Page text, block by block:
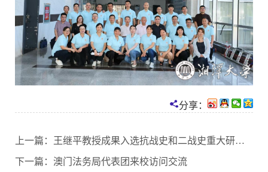
分享：
上一篇： 王继平教授成果入选抗战史和二战史重大研究成果发布会
下一篇： 澳门法务局代表团来校访问交流